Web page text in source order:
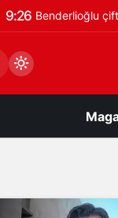
9:26 Benderlioğlu